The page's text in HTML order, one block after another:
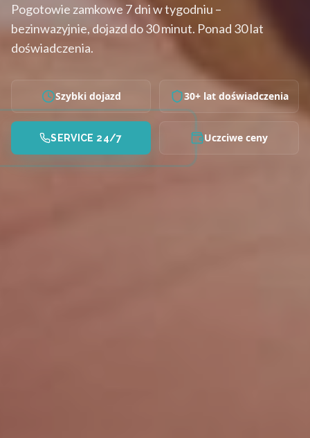
Pogotowie zamkowe 7 dni w tygodniu –
bezinwazyjnie, dojazd do 30 minut. Ponad 30 lat
doświadczenia.
Szybki dojazd 30+ lat doświadczenia
SERVICE 24/7 Uczciwe ceny